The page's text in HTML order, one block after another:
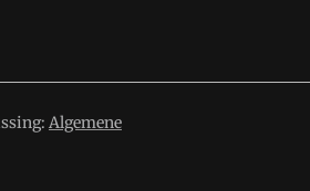
Algemene